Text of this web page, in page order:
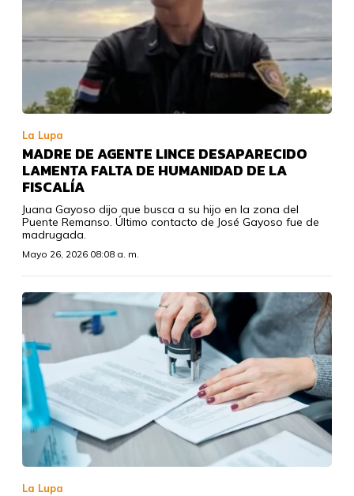
La Lupa
MADRE DE AGENTE LINCE DESAPARECIDO
LAMENTA FALTA DE HUMANIDAD DE LA
FISCALÍA
Juana Gayoso dijo que busca a su hijo en la zona del
Puente Remanso. Último contacto de José Gayoso fue de
madrugada.
Mayo 26, 2026 08:08 a. m.
La Lupa